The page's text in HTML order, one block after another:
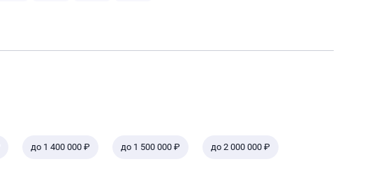
до 1 400 000 ₽ до 1 500 000 ₽ до 2 000 000 ₽